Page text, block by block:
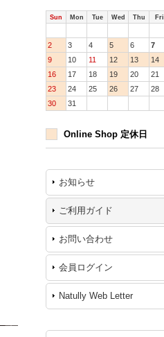
Sun Mon Tue Wed Thu Fri
2
3 4 5 6 7
9
10 11 12 13 14
16
17 18 19 20 21
23
24 25 26 27 28
30
31
Online Shop 定休日
お知らせ
ご利用ガイド
お問い合わせ
会員ログイン
Natully Web Letter